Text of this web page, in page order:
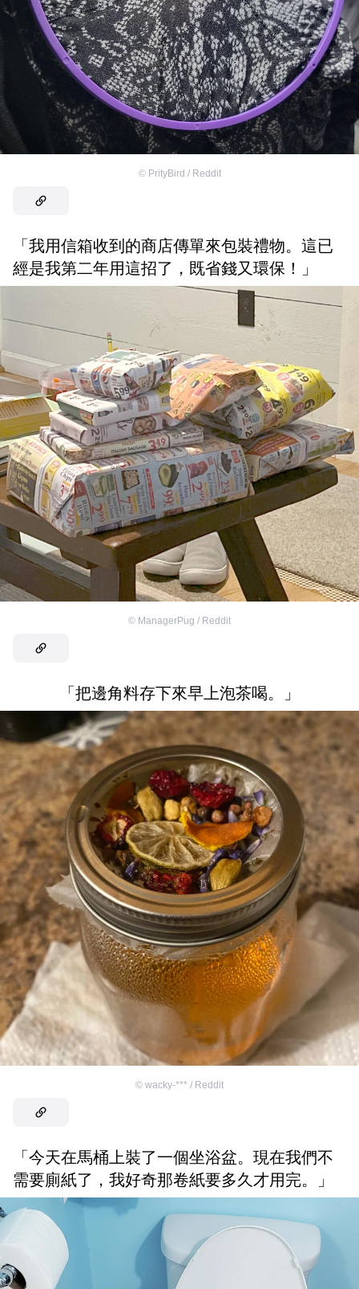
© PrityBird / Reddit
「我用信箱收到的商店傳單來包裝禮物。這已
經是我第二年用這招了，既省錢又環保！」
© ManagerPug / Reddit
「把邊角料存下來早上泡茶喝。」
© wacky-*** / Reddit
「今天在馬桶上裝了一個坐浴盆。現在我們不
需要廁紙了，我好奇那卷紙要多久才用完。」